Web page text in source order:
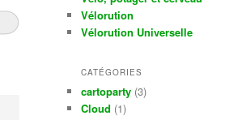
Vélorution
Vélorution Universelle
CATÉGORIES
cartoparty (3)
Cloud (1)